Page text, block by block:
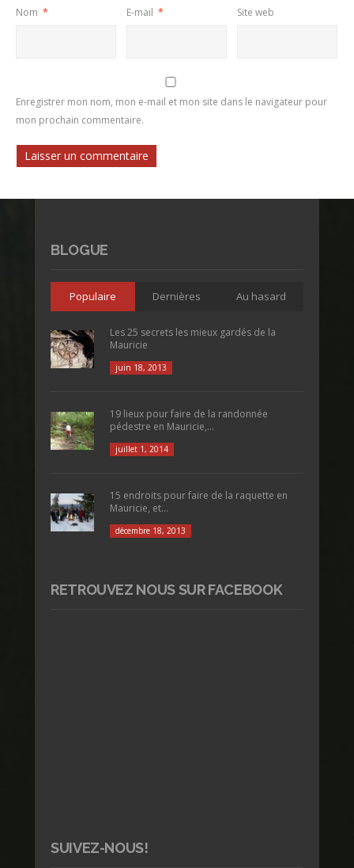
Nom * E-mail * Site web
Enregistrer mon nom, mon e-mail et mon site dans le navigateur pour
mon prochain commentaire.
BLOGUE
Populaire Dernières Au hasard
Les 25 secrets les mieux gardés de la
Mauricie
juin 18, 2013
19 lieux pour faire de la randonnée
pédestre en Mauricie,...
juillet 1, 2014
15 endroits pour faire de la raquette en
Mauricie, et...
décembre 18, 2013
RETROUVEZ NOUS SUR FACEBOOK
SUIVEZ-NOUS!